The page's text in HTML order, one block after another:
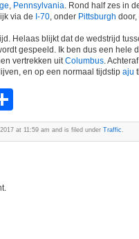
, Pennsylvania. Rond half zes in
via de I-70, onder Pittsburgh door,
Helaas blijkt dat de wedstrijd
gespeeld. Ik ben dus een hele
vertrekken uitColumbus.
en op een normaal tijdstip aju
at 11:59 am and is filed under Traffic .